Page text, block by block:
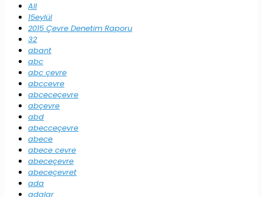
All
15eylül
2015 Çevre Denetim Raporu
32
abant
abc
abc çevre
abccevre
abceceçevre
abçevre
abd
abecceçevre
abece
abece cevre
abeceçevre
abeceçevret
ada
adalar